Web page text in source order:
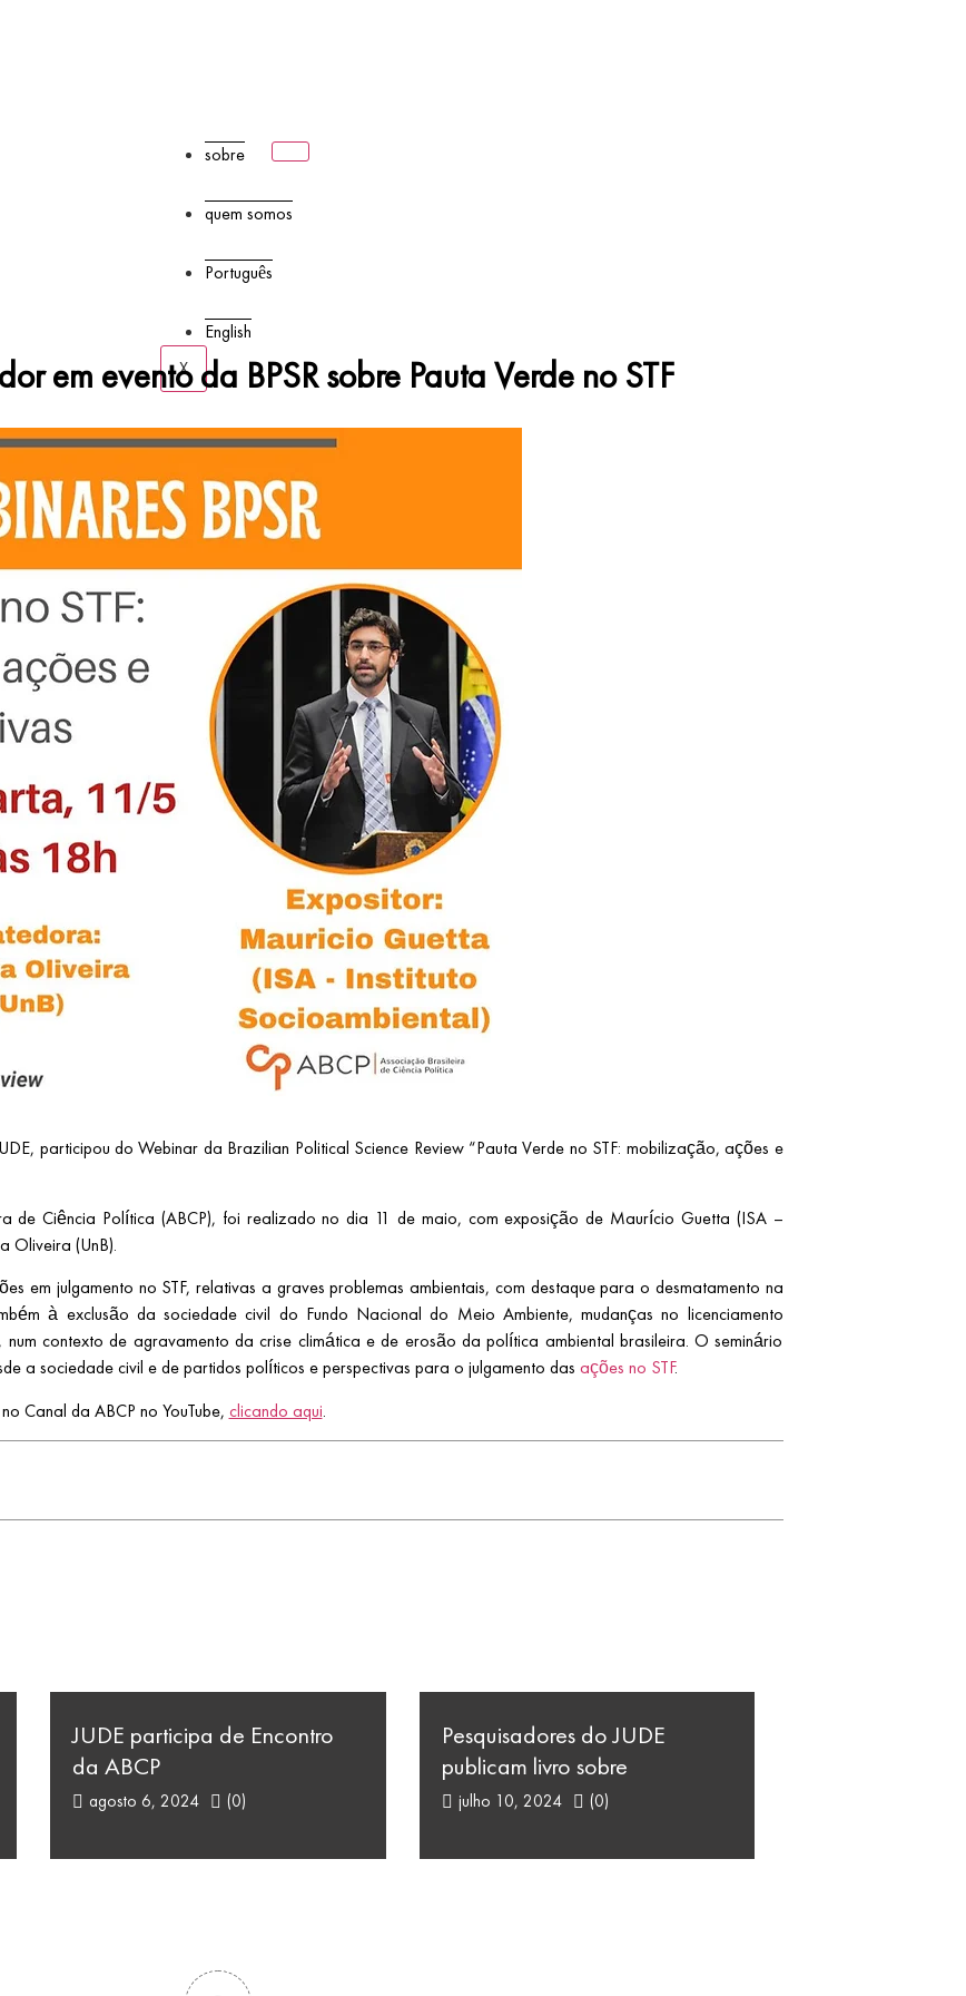
sobre
quem somos
Português
English
X
em evento da BPSR sobre Pauta Verde no STF
participou do Webinar da Brazilian Political Science Review “Pauta Verde no STF: mobilização, ações e
de Ciência Política (ABCP), foi realizado no dia 11 de maio, com exposição de Maurício Guetta (ISA –
Oliveira (UnB).
em julgamento no STF, relativas a graves problemas ambientais, com destaque para o desmatamento na
à exclusão da sociedade civil do Fundo Nacional do Meio Ambiente, mudanças no licenciamento
contexto de agravamento da crise climática e de erosão da política ambiental brasileira. O seminário
a sociedade civil e de partidos políticos e perspectivas para o julgamento das ações no STF.
Canal da ABCP no YouTube, clicando aqui.
JUDE participa de Encontro
da ABCP
agosto 6, 2024 (0)
Pesquisadores do JUDE
publicam livro sobre
julho 10, 2024 (0)